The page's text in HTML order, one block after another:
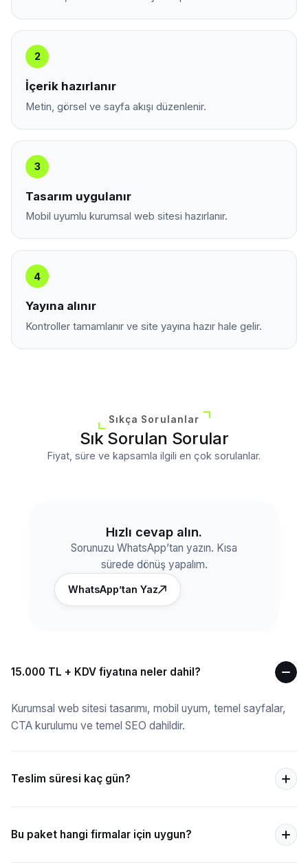
2
İçerik hazırlanır
Metin, görsel ve sayfa akışı düzenlenir.
3
Tasarım uygulanır
Mobil uyumlu kurumsal web sitesi hazırlanır.
4
Yayına alınır
Kontroller tamamlanır ve site yayına hazır hale gelir.
Sıkça Sorulanlar
Sık Sorulan Sorular
Fiyat, süre ve kapsamla ilgili en çok sorulanlar.
Hızlı cevap alın.
Sorunuzu WhatsApp’tan yazın. Kısa
sürede dönüş yapalım.
WhatsApp’tan Yaz
15.000 TL + KDV fiyatına neler dahil?
Kurumsal web sitesi tasarımı, mobil uyum, temel sayfalar,
CTA kurulumu ve temel SEO dahildir.
Teslim süresi kaç gün?
Bu paket hangi firmalar için uygun?